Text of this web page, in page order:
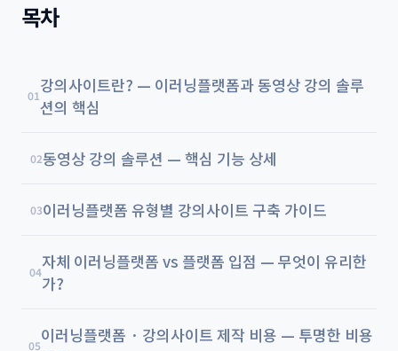
목차
01강의사이트란? — 이러닝플랫폼과 동영상 강의 솔루
션의 핵심
02동영상 강의 솔루션 — 핵심 기능 상세
03이러닝플랫폼 유형별 강의사이트 구축 가이드
04자체 이러닝플랫폼 vs 플랫폼 입점 — 무엇이 유리한
가?
05이러닝플랫폼 · 강의사이트 제작 비용 — 투명한 비용